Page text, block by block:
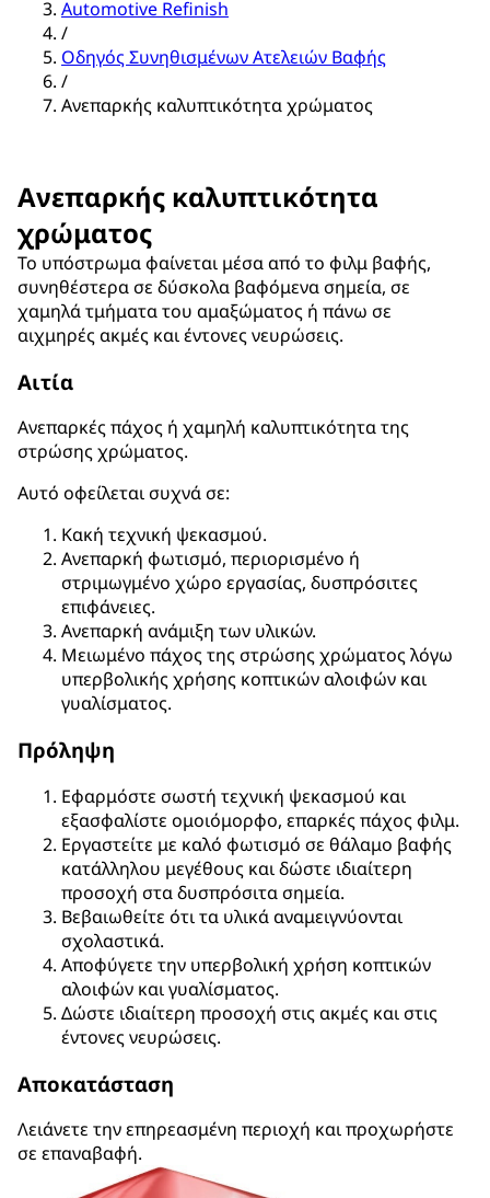
Automotive Refinish
/
Οδηγός Συνηθισμένων Ατελειών Βαφής
/
Ανεπαρκής καλυπτικότητα χρώματος
Ανεπαρκής καλυπτικότητα
χρώματος
Το υπόστρωμα φαίνεται μέσα από το φιλμ βαφής,
συνηθέστερα σε δύσκολα βαφόμενα σημεία, σε
χαμηλά τμήματα του αμαξώματος ή πάνω σε
αιχμηρές ακμές και έντονες νευρώσεις.
Αιτία
Ανεπαρκές πάχος ή χαμηλή καλυπτικότητα της
στρώσης χρώματος.
Αυτό οφείλεται συχνά σε:
Κακή τεχνική ψεκασμού.
Ανεπαρκή φωτισμό, περιορισμένο ή
στριμωγμένο χώρο εργασίας, δυσπρόσιτες
επιφάνειες.
Ανεπαρκή ανάμιξη των υλικών.
Μειωμένο πάχος της στρώσης χρώματος λόγω
υπερβολικής χρήσης κοπτικών αλοιφών και
γυαλίσματος.
Πρόληψη
Εφαρμόστε σωστή τεχνική ψεκασμού και
εξασφαλίστε ομοιόμορφο, επαρκές πάχος φιλμ.
Εργαστείτε με καλό φωτισμό σε θάλαμο βαφής
κατάλληλου μεγέθους και δώστε ιδιαίτερη
προσοχή στα δυσπρόσιτα σημεία.
Βεβαιωθείτε ότι τα υλικά αναμειγνύονται
σχολαστικά.
Αποφύγετε την υπερβολική χρήση κοπτικών
αλοιφών και γυαλίσματος.
Δώστε ιδιαίτερη προσοχή στις ακμές και στις
έντονες νευρώσεις.
Αποκατάσταση
Λειάνετε την επηρεασμένη περιοχή και προχωρήστε
σε επαναβαφή.